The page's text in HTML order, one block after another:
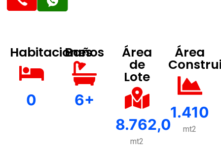
Habitaciones
0
Baños
6+
Área
de
Lote
8.762,0
mt2
Área
1.410
mt2